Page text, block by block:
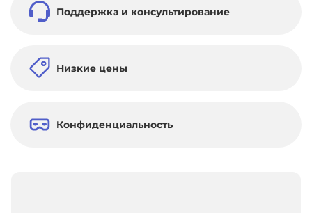
Поддержка и консультирование
Низкие цены
Конфиденциальность